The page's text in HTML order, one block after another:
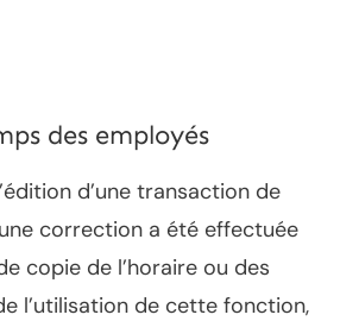
des employés
d’une transaction de
correction a été effectuée
copie de l’horaire ou des
l’utilisation de cette fonction,